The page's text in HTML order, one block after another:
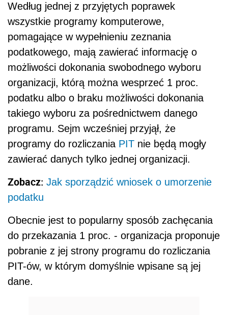
Według jednej z przyjętych poprawek
wszystkie programy komputerowe,
pomagające w wypełnieniu zeznania
podatkowego, mają zawierać informację o
możliwości dokonania swobodnego wyboru
organizacji, którą można wesprzeć 1 proc.
podatku albo o braku możliwości dokonania
takiego wyboru za pośrednictwem danego
programu. Sejm wcześniej przyjął, że
programy do rozliczania PIT nie będą mogły
zawierać danych tylko jednej organizacji.
Zobacz: Jak sporządzić wniosek o umorzenie
podatku
Obecnie jest to popularny sposób zachęcania
do przekazania 1 proc. - organizacja proponuje
pobranie z jej strony programu do rozliczania
PIT-ów, w którym domyślnie wpisane są jej
dane.